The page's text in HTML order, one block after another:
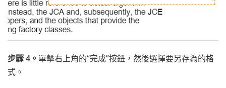
步驟 4。 單擊右上角的“完成”按鈕，然後選擇要另存為的格
式。